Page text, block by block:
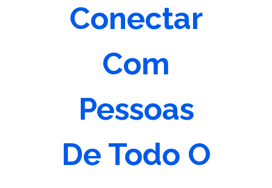
Conectar
Com
Pessoas
De Todo O